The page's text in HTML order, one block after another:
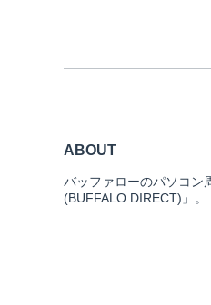
ABOUT
バッファローのパソコン
(BUFFALO DIRECT)」。